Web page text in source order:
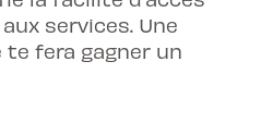
services. Une
te fera gagner un